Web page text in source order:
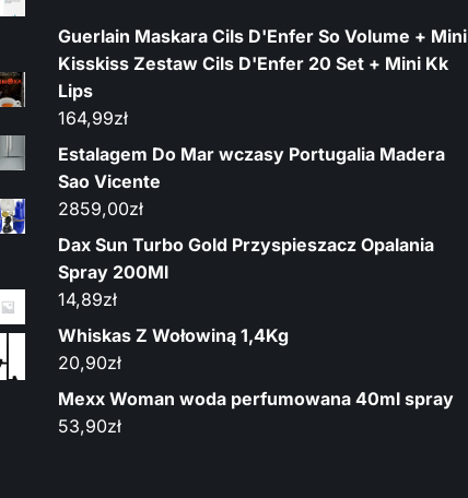
Guerlain Maskara Cils D'Enfer So Volume + Mini
Kisskiss Zestaw Cils D'Enfer 20 Set + Mini Kk
Lips
164,99zł
Estalagem Do Mar wczasy Portugalia Madera
Sao Vicente
2859,00zł
Dax Sun Turbo Gold Przyspieszacz Opalania
Spray 200Ml
14,89zł
Whiskas Z Wołowiną 1,4Kg
20,90zł
Mexx Woman woda perfumowana 40ml spray
53,90zł